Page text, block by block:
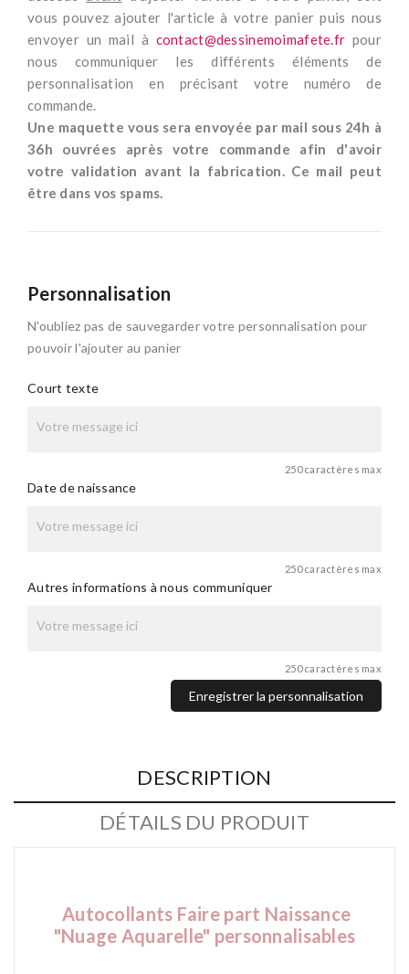
vous pouvez ajouter l'article à votre panier puis nous
envoyer un mail à contact@dessinemoimafete.fr pour
nous communiquer les différents éléments de
personnalisation en précisant votre numéro de
commande.
Une maquette vous sera envoyée par mail sous 24h à
36h ouvrées après votre commande afin d'avoir
votre validation avant la fabrication. Ce mail peut
être dans vos spams.
Personnalisation
N'oubliez pas de sauvegarder votre personnalisation pour
pouvoir l'ajouter au panier
Court texte
250 caractères max
Date de naissance
250 caractères max
Autres informations à nous communiquer
250 caractères max
Enregistrer la personnalisation
DESCRIPTION
DÉTAILS DU PRODUIT
Autocollants Faire part Naissance
"Nuage Aquarelle" personnalisables